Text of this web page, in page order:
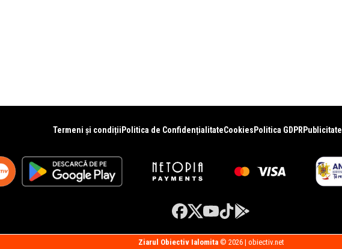
Termeni și condiții Politica de ConfidențialitateCookies Politica GDPR Publicitate
Ziarul Obiectiv Ialomita© 2026 | obiectiv.net